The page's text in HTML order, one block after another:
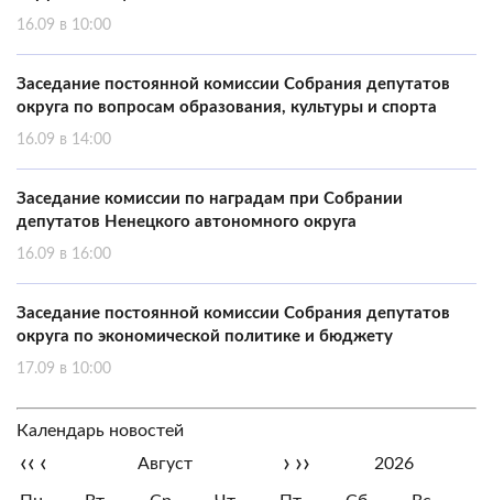
16.09 в 10:00
Заседание постоянной комиссии Собрания депутатов
округа по вопросам образования, культуры и спорта
16.09 в 14:00
Заседание комиссии по наградам при Собрании
депутатов Ненецкого автономного округа
16.09 в 16:00
Заседание постоянной комиссии Собрания депутатов
округа по экономической политике и бюджету
17.09 в 10:00
Календарь новостей
‹‹ ‹ Август › ›› 2026